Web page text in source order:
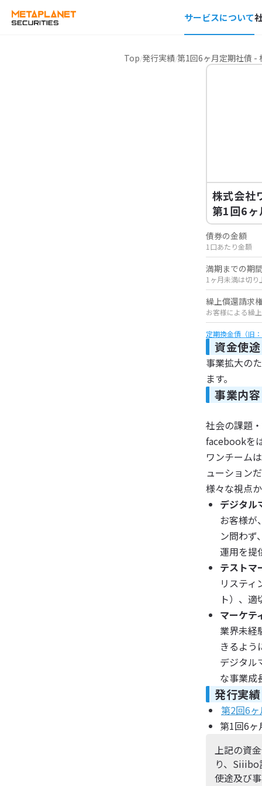
サービスについて
Top 発行実績 第1回6ヶ月定期社債 -
株式会社
第1回6ヶ
債券の金額
1口あたり金額
満期までの期
1ヶ月未満は切り
繰上償還請求
お客様による繰
定期換金債（旧
資金使途
事業拡大の
ます。
事業内容
社会の課題
facebookを
ワンチーム
ューション
様々な視点
デジタル
お客様が
ン問わず
運用を提
テストマ
リスティ
ト）、
マーケテ
業界未経
きるよう
デジタル
な事業成
発行実績
第2回6
第1回6ヶ
上記の資
り、Siiibo
使途及び